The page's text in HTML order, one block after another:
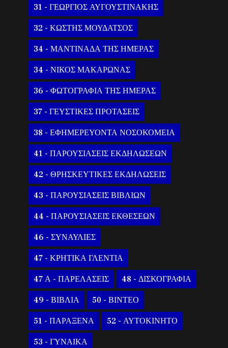
31 - ΓΕΩΡΓΙΟΣ ΑΥΓΟΥΣΤΙΝΑΚΗΣ
32 - ΚΩΣΤΗΣ ΜΟΥΔΑΤΣΟΣ
34 - ΜΑΝΤΙΝΑΔΑ ΤΗΣ ΗΜΕΡΑΣ
34 - ΝΙΚΟΣ ΜΑΚΑΡΩΝΑΣ
36 - ΦΩΤΟΓΡΑΦΙΑ ΤΗΣ ΗΜΕΡΑΣ
37 - ΓΕΥΣΤΙΚΕΣ ΠΡΟΤΑΣΕΙΣ
38 - ΕΦΗΜΕΡΕΥΟΝΤΑ ΝΟΣΟΚΟΜΕΙΑ
41 - ΠΑΡΟΥΣΙΑΣΕΙΣ ΕΚΔΗΛΩΣΕΩΝ
42 - ΘΡΗΣΚΕΥΤΙΚΕΣ ΕΚΔΗΛΩΣΕΙΣ
43 - ΠΑΡΟΥΣΙΑΣΕΙΣ ΒΙΒΛΙΩΝ
44 - ΠΑΡΟΥΣΙΑΣΕΙΣ ΕΚΘΕΣΕΩΝ
46 - ΣΥΝΑΥΛΙΕΣ
47 - ΚΡΗΤΙΚΑ ΓΛΕΝΤΙΑ
47 Α - ΠΑΡΕΛΑΣΕΙΣ 48 - ΔΙΣΚΟΓΡΑΦΙΑ
49 - ΒΙΒΛΙΑ 50 - ΒΙΝΤΕΟ
51 - ΠΑΡΑΞΕΝΑ 52 - ΑΥΤΟΚΙΝΗΤΟ
53 - ΓΥΝΑΙΚΑ